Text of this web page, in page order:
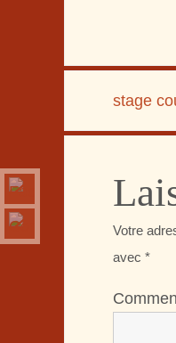
stage
Votre
avec *